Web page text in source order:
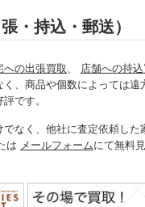
・持込・郵送）
への出張買取 、 店舗への持込
、商品や個数によっては
です。
なく、他社に査定依頼し
は メールフォームにて無料